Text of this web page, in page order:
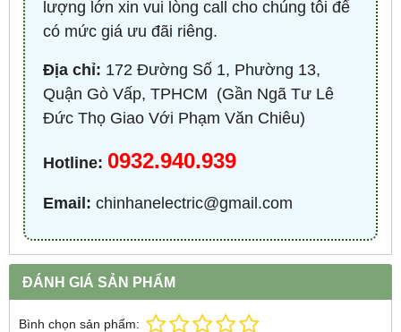
lượng lớn xin vui lòng call cho chúng tôi để
có mức giá ưu đãi riêng.
Địa chỉ: 172 Đường Số 1, Phường 13,
Quận Gò Vấp, TPHCM ​ (Gần Ngã Tư Lê
Đức Thọ Giao Với Phạm Văn Chiêu)
Hotline: 0932.940.939
Email: chinhanelectric@gmail.com
ĐÁNH GIÁ SẢN PHẨM
Bình chọn sản phẩm: